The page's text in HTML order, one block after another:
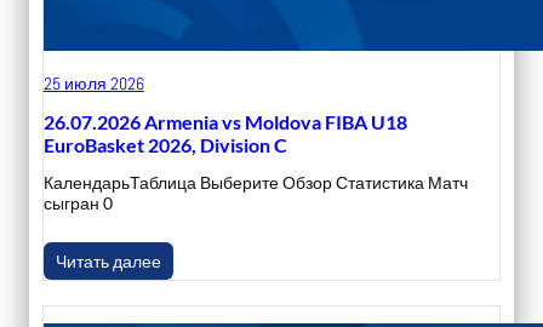
25 июля 2026
26.07.2026 Armenia vs Moldova FIBA U18
EuroBasket 2026, Division C
КалендарьТаблица Выберите Обзор Статистика Матч
сыгран 0
Читать далее